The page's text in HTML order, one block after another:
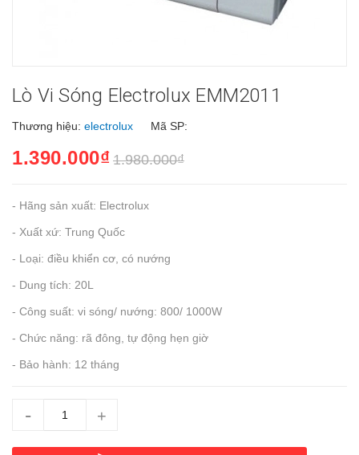
Lò Vi Sóng Electrolux EMM2011
Thương hiệu: electrolux Mã SP:
1.390.000₫ 1.980.000₫
- Hãng sản xuất: Electrolux
- Xuất xứ: Trung Quốc
- Loại: điều khiển cơ, có nướng
- Dung tích: 20L
- Công suất: vi sóng/ nướng: 800/ 1000W
- Chức năng: rã đông, tự động hẹn giờ
- Bảo hành: 12 tháng
- +